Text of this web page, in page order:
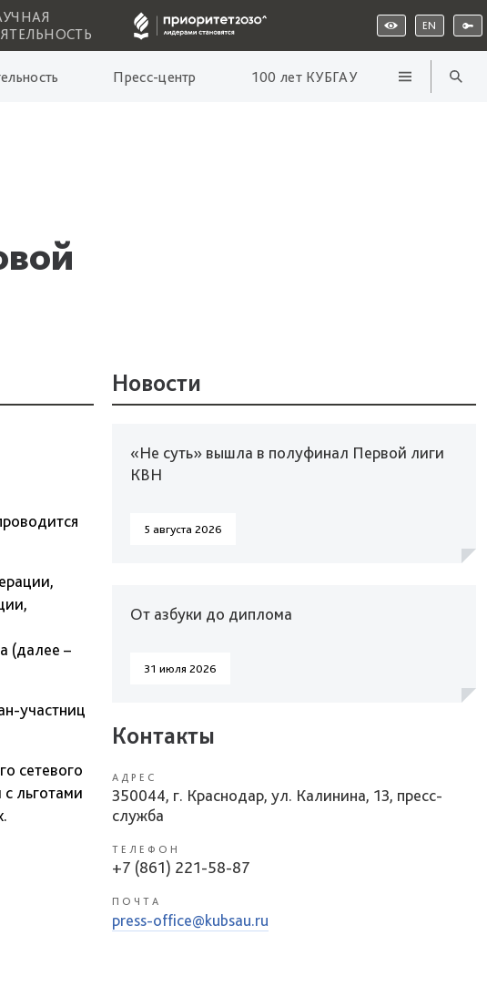
EN
Пресс-центр 100 лет КУБГАУ
(далее –
участниц
сетевого
льготами
Новости
«Не суть» вышла в полуфинал Первой лиги
КВН
5 августа 2026
От азбуки до диплома
31 июля 2026
Контакты
АДРЕС
350044, г. Краснодар, ул. Калинина, 13, пресс-
служба
ТЕЛЕФОН
+7 (861) 221-58-87
ПОЧТА
press-office@kubsau.ru